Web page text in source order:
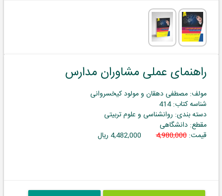
راهنمای عملی مشاوران مدارس
مولف: مصطفی دهقان و مولود کیخسروانی
شناسه کتاب: 414
دسته بندی: روانشناسی و علوم تربیتی
مقطع: دانشگاهی
قیمت:4,980,000 4,482,000 ریال